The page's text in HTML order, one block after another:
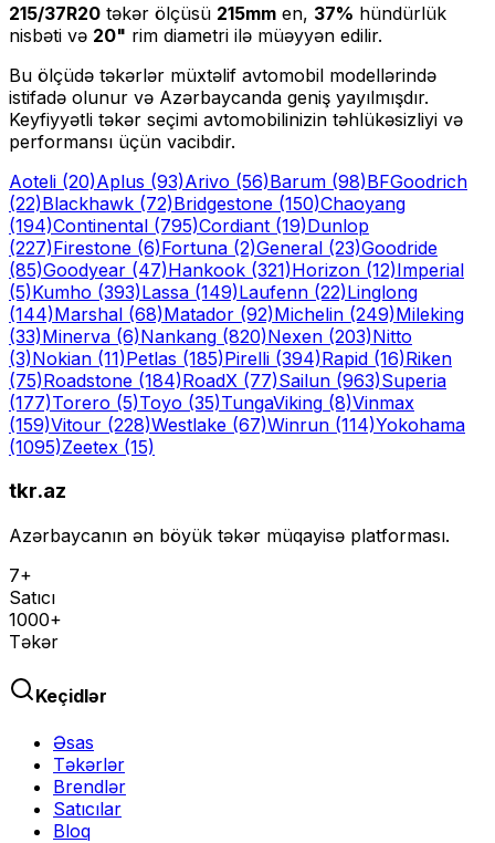
215/37R20 təkər ölçüsü 215mm en, 37% hündürlük
nisbəti və 20" rim diametri ilə müəyyən edilir.
Bu ölçüdə təkərlər müxtəlif avtomobil modellərində
istifadə olunur və Azərbaycanda geniş yayılmışdır.
Keyfiyyətli təkər seçimi avtomobilinizin təhlükəsizliyi və
performansı üçün vacibdir.
Aoteli (20)Aplus (93)Arivo (56)Barum (98)BFGoodrich
(22)Blackhawk (72)Bridgestone (150)Chaoyang
(194)Continental (795)Cordiant (19)Dunlop
(227)Firestone (6)Fortuna (2)General (23)Goodride
(85)Goodyear (47)Hankook (321)Horizon (12)Imperial
(5)Kumho (393)Lassa (149)Laufenn (22)Linglong
(144)Marshal (68)Matador (92)Michelin (249)Mileking
(33)Minerva (6)Nankang (820)Nexen (203)Nitto
(3)Nokian (11)Petlas (185)Pirelli (394)Rapid (16)Riken
(75)Roadstone (184)RoadX (77)Sailun (963)Superia
(177)Torero (5)Toyo (35)TungaViking (8)Vinmax
(159)Vitour (228)Westlake (67)Winrun (114)Yokohama
(1095)Zeetex (15)
tkr.az
Azərbaycanın ən böyük təkər müqayisə platforması.
7+
Satıcı
1000+
Təkər
Keçidlər
Əsas
Təkərlər
Brendlər
Satıcılar
Bloq